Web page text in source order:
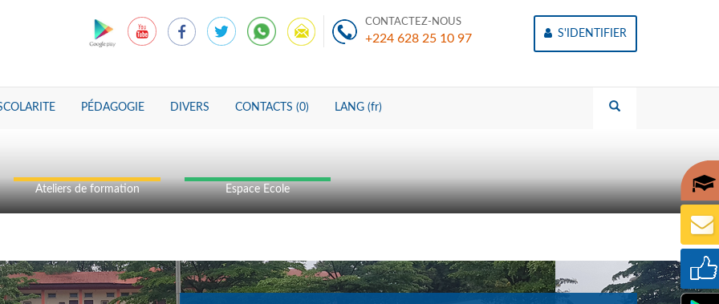
CONTACTEZ-NOUS
+224 628 25 10 97 S'IDENTIFIER
PÉDAGOGIE DIVERS CONTACTS (0) LANG (fr)
Ateliers de formation Espace Ecole